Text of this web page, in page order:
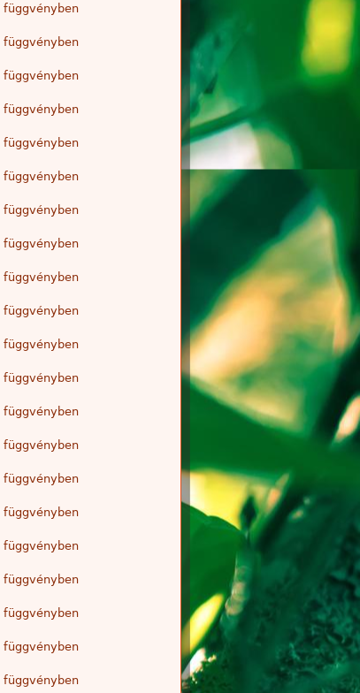
függvényben
függvényben
függvényben
függvényben
függvényben
függvényben
függvényben
függvényben
függvényben
függvényben
függvényben
függvényben
függvényben
függvényben
függvényben
függvényben
függvényben
függvényben
függvényben
függvényben
függvényben